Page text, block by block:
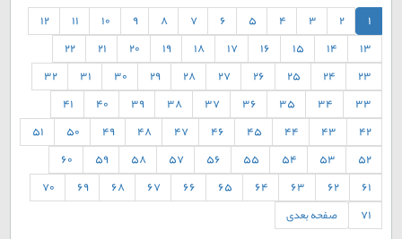
1
2
3
4
5
6
7
8
9
10
11
12
13
14
15
16
17
18
19
20
21
22
23
24
25
26
27
28
29
30
31
32
33
34
35
36
37
38
39
40
41
42
43
44
45
46
47
48
49
50
51
52
53
54
55
56
57
58
59
60
61
62
63
64
65
66
67
68
69
70
71
صفحه بعدی